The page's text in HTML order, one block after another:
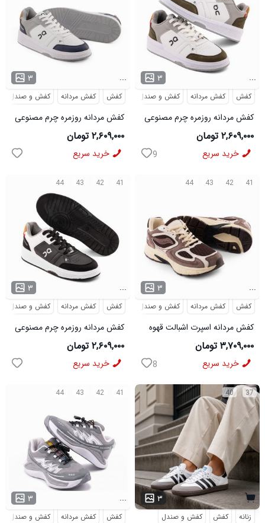
۳ ...
کفش کفش مردانه کفش و صندل
کفش مردانه روزمره چرم مصنوعی
50918
۲,۶۰۹,۰۰۰ تومان
خرید سریع
۳ ...
کفش کفش مردانه کفش و صندل
کفش مردانه روزمره چرم مصنوعی
50919
۲,۶۰۹,۰۰۰ تومان
خرید سریع 9
41
42
43
44
۳ ...
کفش کفش مردانه کفش و صندل
کفش مردانه روزمره چرم مصنوعی
50920
۲,۶۰۹,۰۰۰ تومان
خرید سریع
41
42
43
44
۳ ...
کفش کفش مردانه کفش و صندل
کفش مردانه اسپرت اشبالت قهوه
ای Saucony مدل 50786
۳,۷۰۹,۰۰۰ تومان
خرید سریع 8
41
42
43
44
۳ ...
کفش کفش مردانه کفش و صندل
37
40
۳
زنانه کفش کفش و صندل